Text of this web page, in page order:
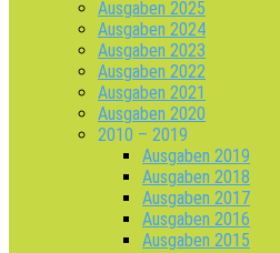
Ausgaben 2025
Ausgaben 2024
Ausgaben 2023
Ausgaben 2022
Ausgaben 2021
Ausgaben 2020
2010 – 2019
Ausgaben 2019
Ausgaben 2018
Ausgaben 2017
Ausgaben 2016
Ausgaben 2015